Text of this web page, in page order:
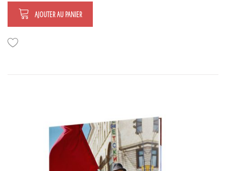
AJOUTER AU PANIER